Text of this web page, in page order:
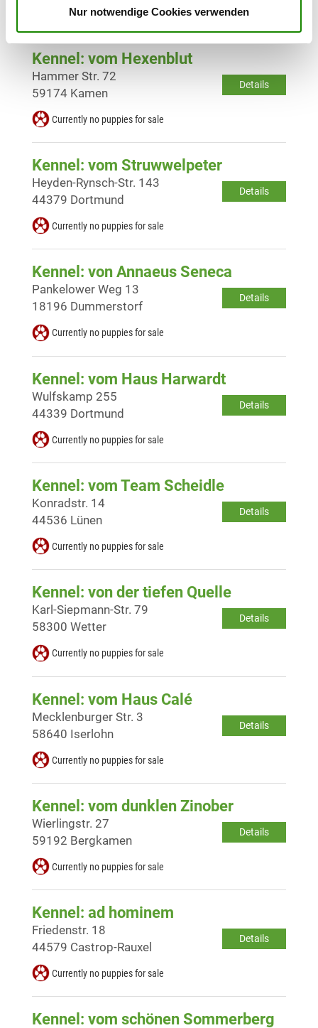
Nur notwendige Cookies verwenden
Currently no puppies for sale
Kennel: vom Hexenblut
Details
Hammer Str. 72
59174 Kamen
Currently no puppies for sale
Kennel: vom Struwwelpeter
Details
Heyden-Rynsch-Str. 143
44379 Dortmund
Currently no puppies for sale
Kennel: von Annaeus Seneca
Details
Pankelower Weg 13
18196 Dummerstorf
Currently no puppies for sale
Kennel: vom Haus Harwardt
Details
Wulfskamp 255
44339 Dortmund
Currently no puppies for sale
Kennel: vom Team Scheidle
Details
Konradstr. 14
44536 Lünen
Currently no puppies for sale
Kennel: von der tiefen Quelle
Details
Karl-Siepmann-Str. 79
58300 Wetter
Currently no puppies for sale
Kennel: vom Haus Calé
Details
Mecklenburger Str. 3
58640 Iserlohn
Currently no puppies for sale
Kennel: vom dunklen Zinober
Details
Wierlingstr. 27
59192 Bergkamen
Currently no puppies for sale
Kennel: ad hominem
Details
Friedenstr. 18
44579 Castrop-Rauxel
Currently no puppies for sale
Kennel: vom schönen Sommerberg